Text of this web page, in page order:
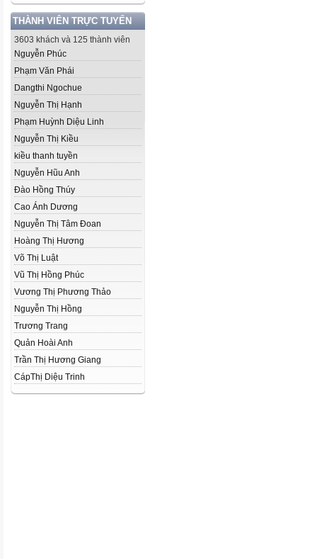
THÀNH VIÊN TRỰC TUYẾN
3603 khách và 125 thành viên
Nguyễn Phúc
Phạm Văn Phái
Dangthi Ngochue
Nguyễn Thị Hạnh
Phạm Huỳnh Diệu Linh
Nguyễn Thị Kiều
kiều thanh tuyền
Nguyễn Hũu Anh
Đào Hồng Thúy
Cao Ánh Dương
Nguyễn Thị Tâm Đoan
Hoàng Thị Hương
Võ Thị Luật
Vũ Thị Hồng Phúc
Vương Thị Phương Thảo
Nguyễn Thị Hồng
Trương Trang
Quản Hoài Anh
Trần Thị Hương Giang
CápThị Diệu Trinh